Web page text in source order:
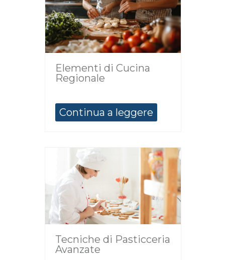
Elementi di Cucina
Regionale
Continua a leggere
Tecniche di Pasticceria
Avanzate